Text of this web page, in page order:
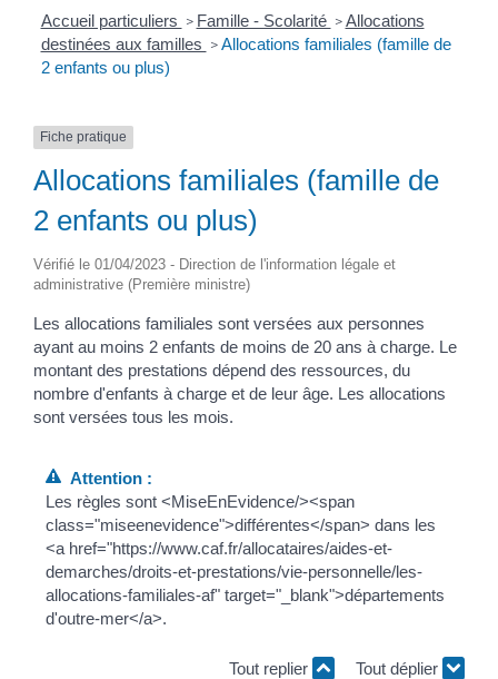
Accueil particuliers > Famille - Scolarité > Allocations
destinées aux familles > Allocations familiales (famille de
2 enfants ou plus)
Fiche pratique
Allocations familiales (famille de
2 enfants ou plus)
Vérifié le 01/04/2023 - Direction de l'information légale et
administrative (Première ministre)
Les allocations familiales sont versées aux personnes
ayant au moins 2 enfants de moins de 20 ans à charge. Le
montant des prestations dépend des ressources, du
nombre d'enfants à charge et de leur âge. Les allocations
sont versées tous les mois.
Attention :
Les règles sont <MiseEnEvidence/><span
class="miseenevidence">différentes</span> dans les
<a href="https://www.caf.fr/allocataires/aides-et-
demarches/droits-et-prestations/vie-personnelle/les-
allocations-familiales-af" target="_blank">départements
d'outre-mer</a>.
Tout replier Tout déplier